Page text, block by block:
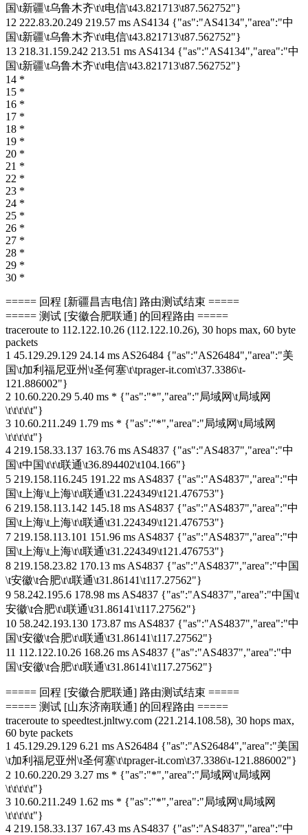
国\t新疆\t乌鲁木齐\t\t电信\t43.821713\t87.562752"}
12 222.83.20.249 219.57 ms AS4134 {"as":"AS4134","area":"中
国\t新疆\t乌鲁木齐\t\t电信\t43.821713\t87.562752"}
13 218.31.159.242 213.51 ms AS4134 {"as":"AS4134","area":"中
国\t新疆\t乌鲁木齐\t\t电信\t43.821713\t87.562752"}
14 *
15 *
16 *
17 *
18 *
19 *
20 *
21 *
22 *
23 *
24 *
25 *
26 *
27 *
28 *
29 *
30 *
===== 回程 [新疆昌吉电信] 路由测试结束 =====
===== 测试 [安徽合肥联通] 的回程路由 =====
traceroute to 112.122.10.26 (112.122.10.26), 30 hops max, 60 byte
packets
1 45.129.29.129 24.14 ms AS26484 {"as":"AS26484","area":"美
国\t加利福尼亚州\t圣何塞\t\tprager-it.com\t37.3386\t-
121.886002"}
2 10.60.220.29 5.40 ms * {"as":"*","area":"局域网\t局域网
\t\t\t\t\t"}
3 10.60.211.249 1.79 ms * {"as":"*","area":"局域网\t局域网
\t\t\t\t\t"}
4 219.158.33.137 163.76 ms AS4837 {"as":"AS4837","area":"中
国\t中国\t\t\t联通\t36.894402\t104.166"}
5 219.158.116.245 191.22 ms AS4837 {"as":"AS4837","area":"中
国\t上海\t上海\t\t联通\t31.224349\t121.476753"}
6 219.158.113.142 145.18 ms AS4837 {"as":"AS4837","area":"中
国\t上海\t上海\t\t联通\t31.224349\t121.476753"}
7 219.158.113.101 151.96 ms AS4837 {"as":"AS4837","area":"中
国\t上海\t上海\t\t联通\t31.224349\t121.476753"}
8 219.158.23.82 170.13 ms AS4837 {"as":"AS4837","area":"中国
\t安徽\t合肥\t\t联通\t31.86141\t117.27562"}
9 58.242.195.6 178.98 ms AS4837 {"as":"AS4837","area":"中国\t
安徽\t合肥\t\t联通\t31.86141\t117.27562"}
10 58.242.193.130 173.87 ms AS4837 {"as":"AS4837","area":"中
国\t安徽\t合肥\t\t联通\t31.86141\t117.27562"}
11 112.122.10.26 168.26 ms AS4837 {"as":"AS4837","area":"中
国\t安徽\t合肥\t\t联通\t31.86141\t117.27562"}
===== 回程 [安徽合肥联通] 路由测试结束 =====
===== 测试 [山东济南联通] 的回程路由 =====
traceroute to speedtest.jnltwy.com (221.214.108.58), 30 hops max,
60 byte packets
1 45.129.29.129 6.21 ms AS26484 {"as":"AS26484","area":"美国
\t加利福尼亚州\t圣何塞\t\tprager-it.com\t37.3386\t-121.886002"}
2 10.60.220.29 3.27 ms * {"as":"*","area":"局域网\t局域网
\t\t\t\t\t"}
3 10.60.211.249 1.62 ms * {"as":"*","area":"局域网\t局域网
\t\t\t\t\t"}
4 219.158.33.137 167.43 ms AS4837 {"as":"AS4837","area":"中